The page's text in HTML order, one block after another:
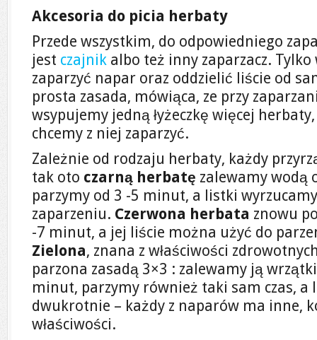
Akcesoria do picia herbaty
Przede wszystkim, do odpowiedniego
jest czajnik albo też inny zaparzacz.
zaparzyć napar oraz oddzielić liście od
prosta zasada, mówiąca, ze przy
wsypujemy jedną łyżeczkę więcej
chcemy z niej zaparzyć.
Zależnie od rodzaju herbaty, każdy
tak oto czarną herbatę zalewamy wodą
parzymy od 3 -5 minut, a listki
zaparzeniu. Czerwona herbata znowu
-7 minut, a jej liście można użyć do
Zielona, znana z właściwości
parzona zasadą 3×3 : zalewamy ją
minut, parzymy również taki sam czas, a
dwukrotnie – każdy z naparów ma inne,
właściwości.